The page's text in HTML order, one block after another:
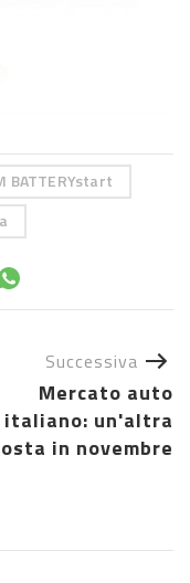
BATTERYstart
Successiva
Mercato auto
italiano: un'altra
in novembre